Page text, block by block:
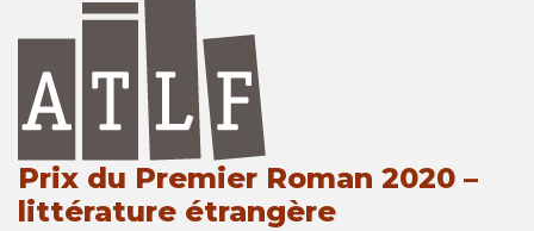
Prix du Premier Roman 2020 –
littérature étrangère